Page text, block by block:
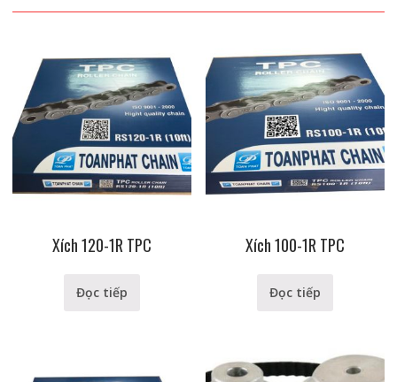
Xích 120-1R TPC
Đọc tiếp
Xích 100-1R TPC
Đọc tiếp